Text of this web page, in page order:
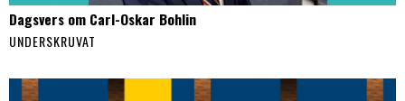
Dagsvers om Carl-Oskar Bohlin
UNDERSKRUVAT